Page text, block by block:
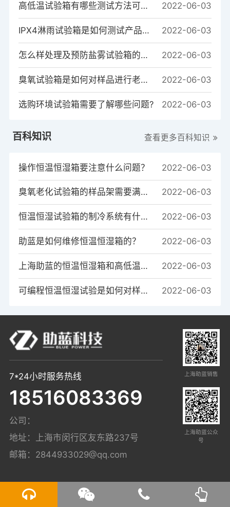
高低温试验箱有哪些测试方法可以测试样品？ 2022-06-03
IPX4淋雨试验箱是如何测试产品的？ 2022-06-03
怎么样处理及预防盐雾试验箱的常见故障 2022-06-03
臭氧试验箱是如何对样品进行老化测试的？ 2022-06-03
选购环境试验箱需要了解哪些问题? 2022-06-03
百科知识 查看更多百科知识
操作恒温恒湿箱要注意什么问题？ 2022-06-03
臭氧老化试验箱的样品架需要满足哪些条件? 2022-06-03
恒温恒湿试验箱的制冷系统有什么作用？ 2022-06-03
助蓝是如何维修恒温恒湿箱的？ 2022-06-03
上海助蓝的恒温恒湿箱和高低温箱的系统区别是什么？ 2022-06-03
可编程恒温恒湿试验是如何对样品进行温度测试的？ 2022-06-03
7*24小时服务热线
18516083369
公司：
地址：上海市闵行区友东路237号
邮箱： 2844933029@qq.com
上海助蓝销售
上海助蓝公众
号